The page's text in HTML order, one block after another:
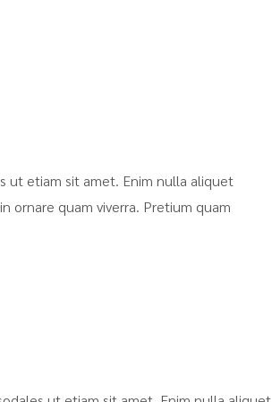
ut etiam sit amet. Enim nulla aliquet
ornare quam viverra. Pretium quam